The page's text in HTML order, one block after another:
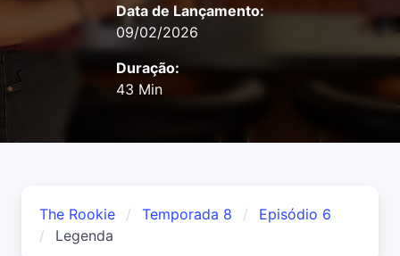
Data de Lançamento:
09/02/2026
Duração:
43 Min
The Rookie Temporada 8
Episódio 6
Legenda